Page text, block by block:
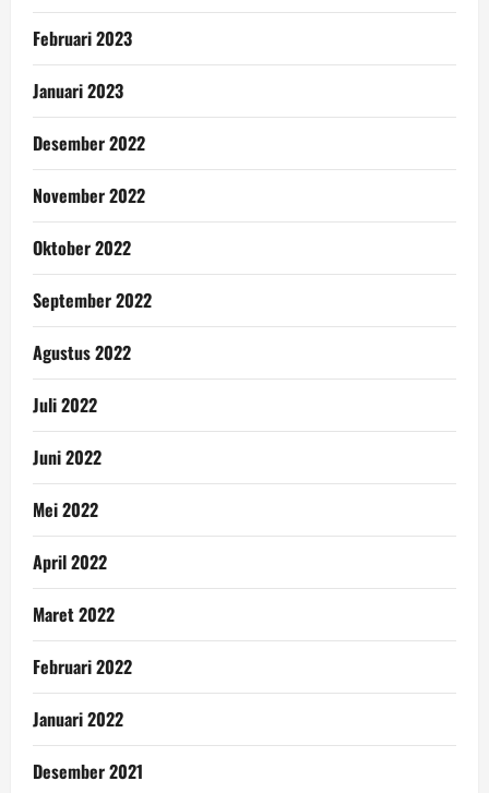
Februari 2023
Januari 2023
Desember 2022
November 2022
Oktober 2022
September 2022
Agustus 2022
Juli 2022
Juni 2022
Mei 2022
April 2022
Maret 2022
Februari 2022
Januari 2022
Desember 2021